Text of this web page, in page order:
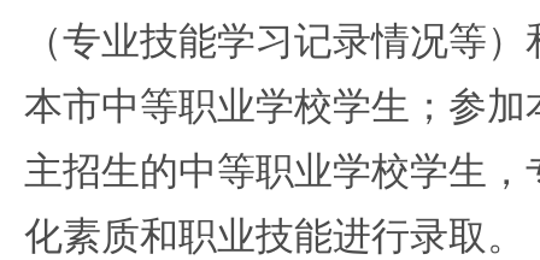
（专业技能学习记录情况等
本市中等职业学校学生；参
主招生的中等职业学校学生
化素质和职业技能进行录取。